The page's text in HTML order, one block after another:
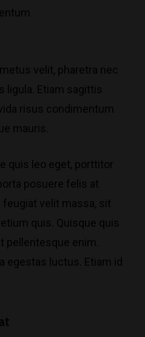
velit, pharetra nec
ligula. Etiam sagittis
risus condimentum
mauris.
quis leo eget, porttitor
posuere felis at
velit massa, sit
quis. Quisque quis
pellentesque enim.
egestas luctus. Etiam id